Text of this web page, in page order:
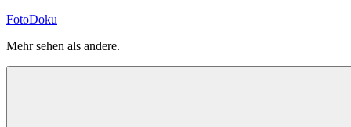
Zum
springen
FotoDoku
Mehr sehen als andere.